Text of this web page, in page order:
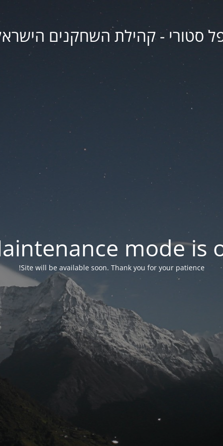
סטורי - קהילת השחקנים
mode is
Site will be available soon. Thank you for your patience!